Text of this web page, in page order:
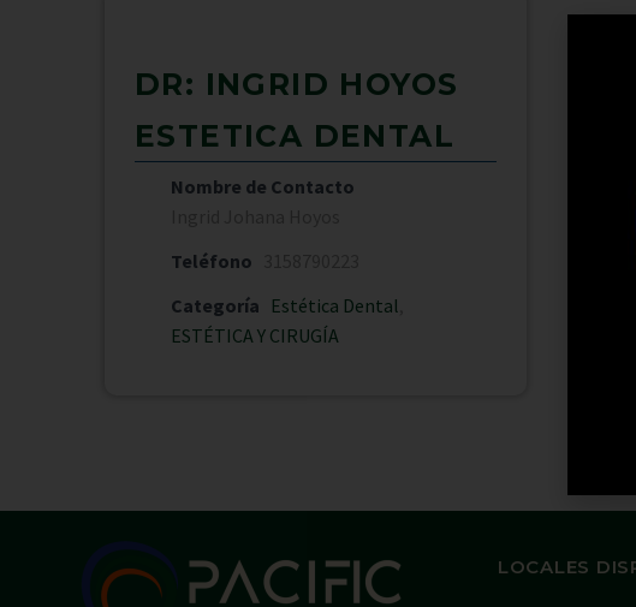
DR: INGRID HOYOS
ESTETICA DENTAL
Nombre de Contacto
Teléfono
Categoría Estética Dental
ESTÉTICA Y CIRUGÍA
LOCALES